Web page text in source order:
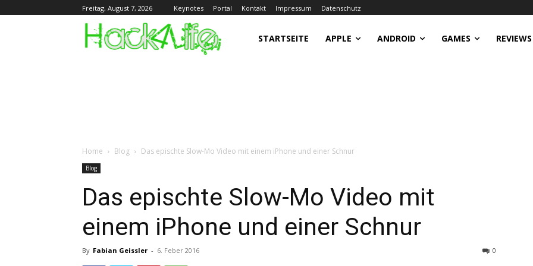
Freitag, August 7, 2026 Keynotes Portal Kontakt Impressum Datenschutz
STARTSEITE APPLE ANDROID GAMES REVIEWS
Home Blog Das epischte Slow-Mo Video mit einem iPhone und einer Schnur
Blog
Das epischte Slow-Mo Video mit
einem iPhone und einer Schnur
By Fabian Geissler - 6. Feber 2016 0